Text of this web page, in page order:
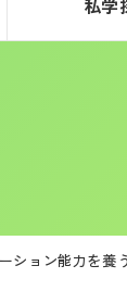
私学
ション能力を養う